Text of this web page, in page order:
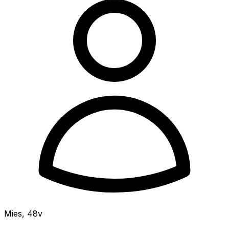
Mies, 48v